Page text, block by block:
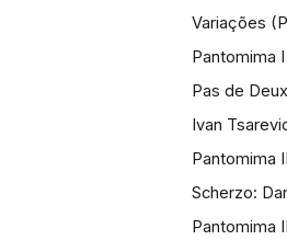
Variações
Pantomima I
Pas de
Ivan
Pantomima II
Scherzo:
Pantomima